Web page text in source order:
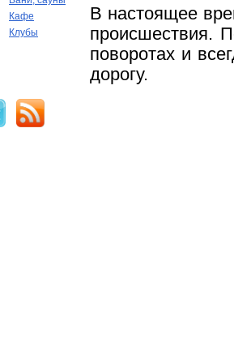
Кафе
Клубы
В настоящее
происшествия.
поворотах и
дорогу.